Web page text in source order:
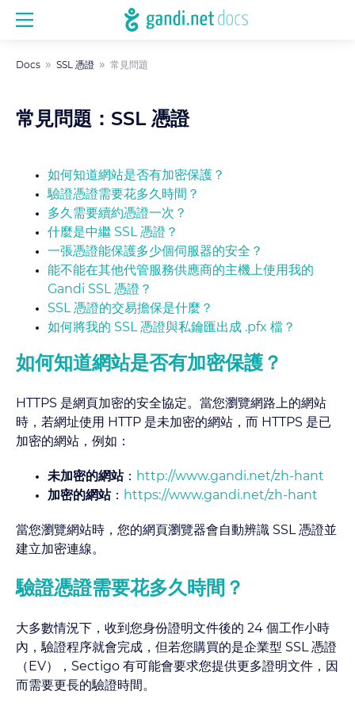
Docs SSL 憑證 常見問題
常見問題：SSL 憑證
如何知道網站是否有加密保護？
驗證憑證需要花多久時間？
多久需要續約憑證一次？
什麼是中繼 SSL 憑證？
一張憑證能保護多少個伺服器的安全？
能不能在其他代管服務供應商的主機上使用我的
Gandi SSL 憑證？
SSL 憑證的交易擔保是什麼？
如何將我的 SSL 憑證與私鑰匯出成 .pfx 檔？
如何知道網站是否有加密保護？
HTTPS 是網頁加密的安全協定。當您瀏覽網路上的網站
時，若網址使用 HTTP 是未加密的網站，而 HTTPS 是已
加密的網站，例如：
未加密的網站： http://www.gandi.net/zh-hant
加密的網站： https://www.gandi.net/zh-hant
當您瀏覽網站時，您的網頁瀏覽器會自動辨識 SSL 憑證並
建立加密連線。
驗證憑證需要花多久時間？
大多數情況下，收到您身份證明文件後的 24 個工作小時
內，驗證程序就會完成，但若您購買的是企業型 SSL 憑證
（EV），Sectigo 有可能會要求您提供更多證明文件，因
而需要更長的驗證時間。